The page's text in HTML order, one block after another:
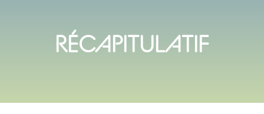
RÉCAPITULATIF